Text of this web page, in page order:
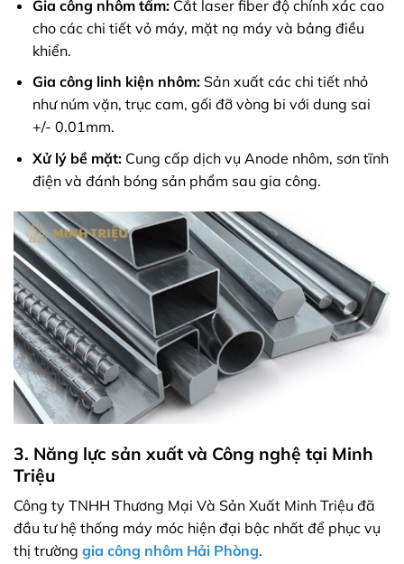
Gia công nhôm tấm:Cắt laser fiber độ chính xác cao
cho các chi tiết vỏ máy, mặt nạ máy và bảng điều
khiển.
Gia công linh kiện nhôm:Sản xuất các chi tiết nhỏ
như núm vặn, trục cam, gối đỡ vòng bi với dung sai
+/- 0.01mm.
Xử lý bề mặt:Cung cấp dịch vụ Anode nhôm, sơn tĩnh
điện và đánh bóng sản phẩm sau gia công.
3. Năng lực sản xuất và Công nghệ tại Minh
Triệu
Công ty TNHH Thương Mại Và Sản Xuất Minh Triệu đã
đầu tư hệ thống máy móc hiện đại bậc nhất để phục vụ
thị trường gia công nhôm Hải Phòng.